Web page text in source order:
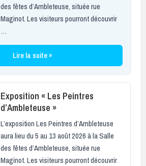
des fêtes d’Ambleteuse, située rue
Maginot. Les visiteurs pourront découvrir
…
Lire la suite »
Exposition « Les Peintres
d’Ambleteuse »
L’exposition Les Peintres d’Ambleteuse
aura lieu du 5 au 13 août 2026 à la Salle
des fêtes d’Ambleteuse, située rue
Maginot. Les visiteurs pourront découvrir